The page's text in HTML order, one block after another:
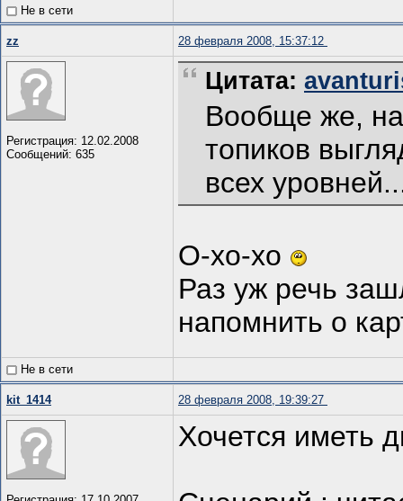
Не в сети
zz 28 февраля 2008, 15:37:12
Регистрация: 12.02.2008
Сообщений: 635
Цитата:
Вообще же, на
топиков
всех
О-хо-хо
Раз уж речь
напомнить о
Не в сети
kit_1414 28 февраля 2008, 19:39:27
Хочется иметь